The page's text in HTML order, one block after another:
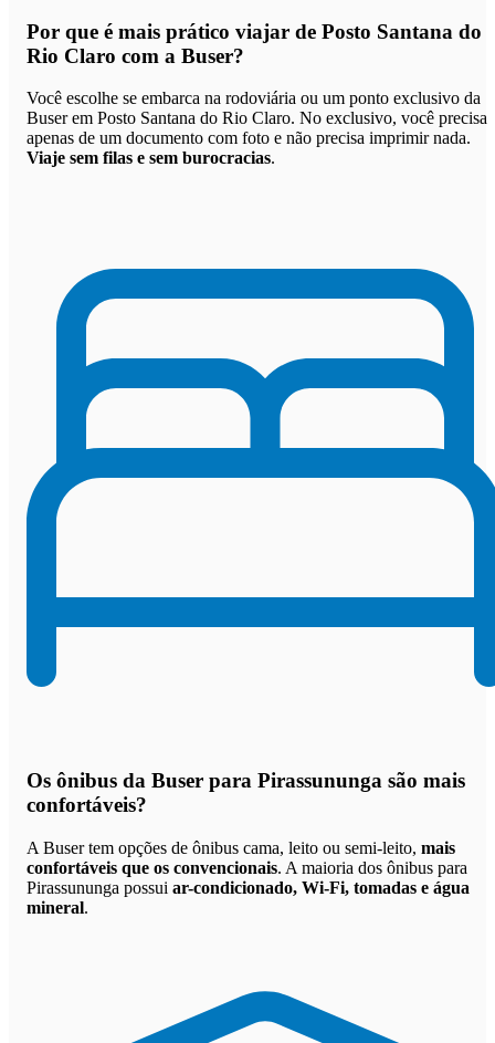
Por que é mais prático viajar de Posto Santana do
Rio Claro com a Buser?
Você escolhe se embarca na rodoviária ou um ponto exclusivo da
Buser em Posto Santana do Rio Claro. No exclusivo, você precisa
apenas de um documento com foto e não precisa imprimir nada.
Viaje sem filas e sem burocracias.
Os ônibus da Buser para Pirassununga são mais
confortáveis?
A Buser tem opções de ônibus cama, leito ou semi-leito, mais
confortáveis que os convencionais. A maioria dos ônibus para
Pirassununga possui ar-condicionado, Wi-Fi, tomadas e água
mineral.